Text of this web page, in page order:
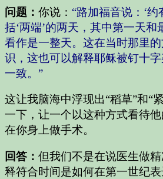
问题： 你说： “路加福音说：‘
括‘两端’的两天，其中第一天
看作是一整天。这在当时那里
识，这也可以解释耶稣被钉十
一致。”
这让我脑海中浮现出“稻草”和“
一下，让一个以这种方式看待
在你身上做手术。
回答： 但我们不是在说医生做
释符合时间是如何在第一世纪